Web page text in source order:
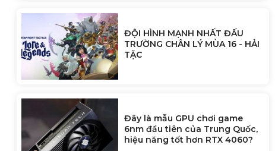
ĐỘI HÌNH MẠNH NHẤT ĐẤU
TRƯỜNG CHÂN LÝ MÙA 16 - HẢI
TẶC
Đây là mẫu GPU chơi game
6nm đầu tiên của Trung Quốc,
hiệu năng tốt hơn RTX 4060?